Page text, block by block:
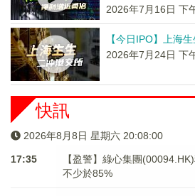
2026年7月16日 下
【今日IPO】上海
2026年7月24日 下
快訊
2026年8月8日 星期六 20:08:00
17:35
【盈警】綠心集團
不少於85%